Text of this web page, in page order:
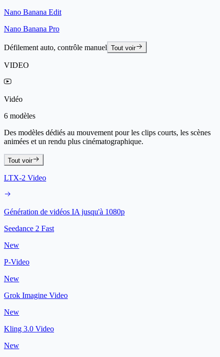
Nano Banana Edit
Nano Banana Pro
Défilement auto, contrôle manuel Tout voir
VIDEO
Vidéo
6 modèles
Des modèles dédiés au mouvement pour les clips courts, les scènes
animées et un rendu plus cinématographique.
Tout voir
LTX-2 Video
Génération de vidéos IA jusqu'à 1080p
Seedance 2 Fast
New
P-Video
New
Grok Imagine Video
New
Kling 3.0 Video
New